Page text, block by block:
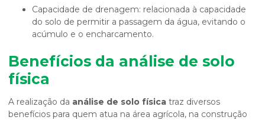
Capacidade de drenagem: relacionada à capacidade
do solo de permitir a passagem da água, evitando o
acúmulo e o encharcamento.
Benefícios da análise de solo
física
A realização da análise de solo física traz diversos
benefícios para quem atua na área agrícola, na construção